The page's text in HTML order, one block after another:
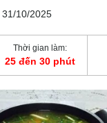
10/2025
Thời gian làm:
25 đến 30 phút